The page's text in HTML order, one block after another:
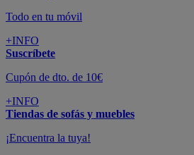
Todo en tu móvil
+INFO
Suscríbete
Cupón de dto. de 10€
+INFO
Tiendas de sofás y muebles
¡Encuentra la tuya!